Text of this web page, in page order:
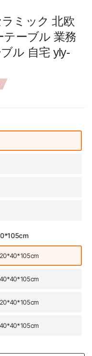
ミック 北欧
テーブル 業務
ル 自宅 yly-